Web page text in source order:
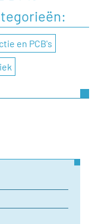
en PCB's